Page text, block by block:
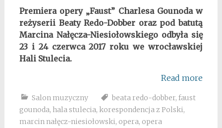
Premiera opery „Faust” Charlesa Gounoda w
reżyserii Beaty Redo-Dobber oraz pod batutą
Marcina Nałęcza-Niesiołowskiego odbyła się
23 i 24 czerwca 2017 roku we wrocławskiej
Hali Stulecia.
Read more
Salon muzyczny beata redo-dobber, faust
gounoda, hala stulecia, korespondencja z Polski,
marcin nałęcz-niesiołowski, opera, opera